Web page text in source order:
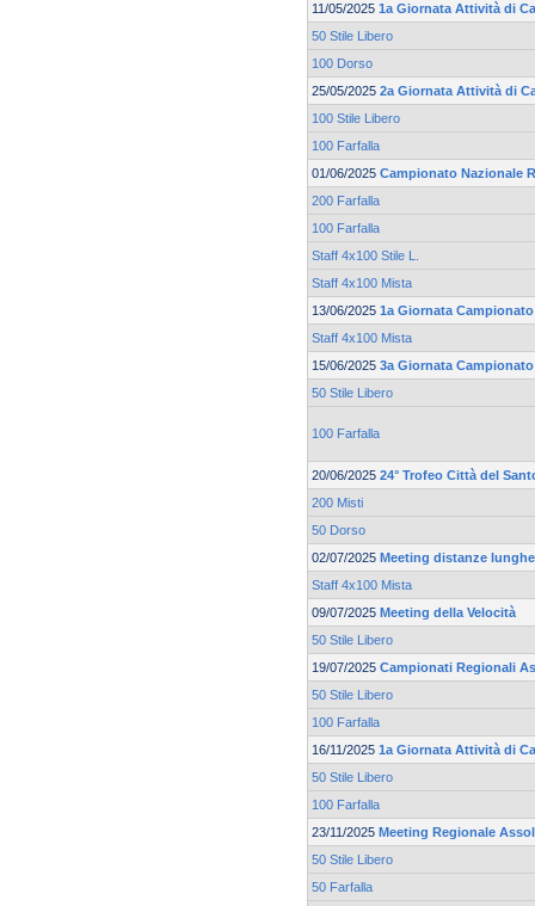
11/05/2025 1a Giornata Attività di
50 Stile Libero
100 Dorso
25/05/2025 2a Giornata Attività di
100 Stile Libero
100 Farfalla
01/06/2025 Campionato Nazionale
200 Farfalla
100 Farfalla
Staff 4x100 Stile L.
Staff 4x100 Mista
13/06/2025 1a Giornata
Staff 4x100 Mista
15/06/2025 3a Giornata
50 Stile Libero
100 Farfalla
20/06/2025 24° Trofeo Città del
200 Misti
50 Dorso
02/07/2025 Meeting distanze
Staff 4x100 Mista
09/07/2025 Meeting della Velocità
50 Stile Libero
19/07/2025 Campionati Regionali
50 Stile Libero
100 Farfalla
16/11/2025 1a Giornata Attività di
50 Stile Libero
100 Farfalla
23/11/2025 Meeting Regionale
50 Stile Libero
50 Farfalla